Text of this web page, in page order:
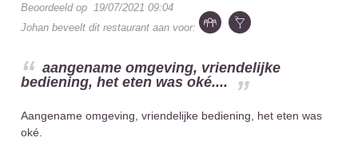
Beoordeeld op
19/07/2021 09:04
Johan beveelt dit restaurant aan voor:
aangename omgeving, vriendelijke
bediening, het eten was oké....
Aangename omgeving, vriendelijke bediening, het eten was
oké.